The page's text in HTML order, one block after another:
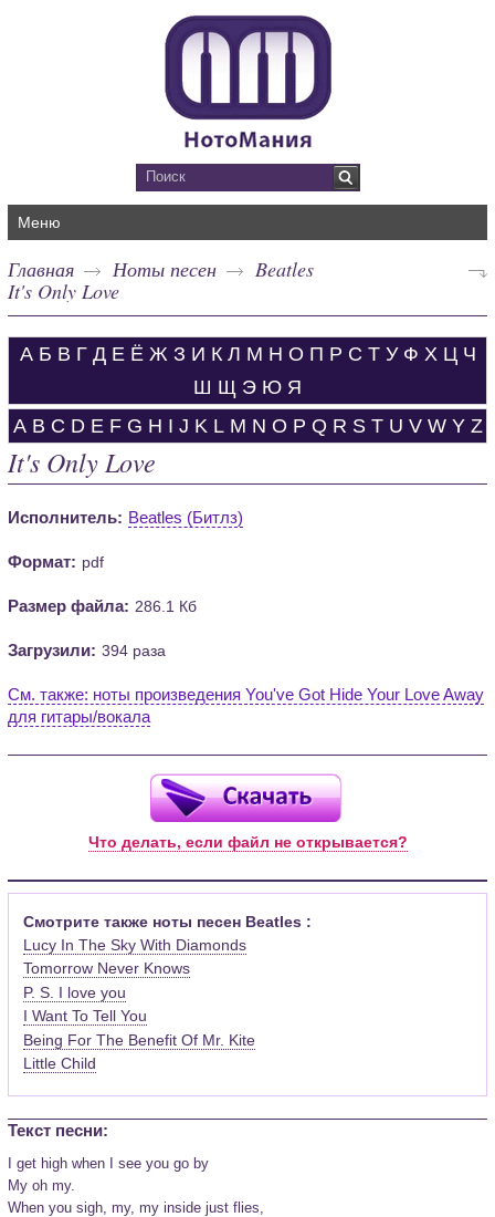
Меню
Главная Ноты песен
Beatles
It's Only Love
А Б В Г Д Е Ё Ж З И К Л М Н О П Р С Т У Ф Х Ц Ч
Ш Щ Э Ю Я
A B C D E F G H I J K L M N O P Q R S T U V W Y Z
It's Only Love
Исполнитель: Beatles (Битлз)
Формат: pdf
Размер файла: 286.1 Кб
Загрузили: 394 раза
См. также: ноты произведения You've Got Hide Your Love Away
для гитары/вокала
Что делать, если файл не открывается?
Смотрите также ноты песен Beatles :
Lucy In The Sky With Diamonds
Tomorrow Never Knows
P. S. I love you
I Want To Tell You
Being For The Benefit Of Mr. Kite
Little Child
Текст песни:
I get high when I see you go by
My oh my.
When you sigh, my, my inside just flies,